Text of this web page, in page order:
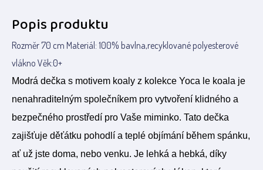
Popis produktu
Rozměr 70 cm Materiál: 100% bavlna,recyklované polyesterové
vlákno Věk:0+
Modrá dečka s motivem koaly z kolekce Yoca le koala je
nenahraditelným společníkem pro vytvoření klidného a
bezpečného prostředí pro Vaše miminko. Tato dečka
zajišťuje děťátku pohodlí a teplé objímání během spánku,
ať už jste doma, nebo venku. Je lehká a hebká, díky